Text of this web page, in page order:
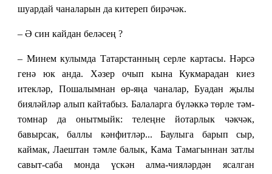
шуардай чаналарын да китереп бирәчәк.
– Ә син кайдан беләсең ?
– Минем кулымда Татарстанның серле картасы. Нәрсә
генә юк анда. Хәзер очып кына Кукмарадан киез
итекләр, Пошалымнан өр-яңа чаналар, Буадан җылы
бияләйләр алып кайтабыз. Балаларга бүләккә төрле тәм-
томнар да онытмыйк: телеңне йотарлык чәкчәк,
бавырсак, баллы кәнфитләр... Баулыга барып сыр,
каймак, Лаештан тәмле балык, Кама Тамагыннан затлы
савыт-саба монда үскән алма-чияләрдән ясалган